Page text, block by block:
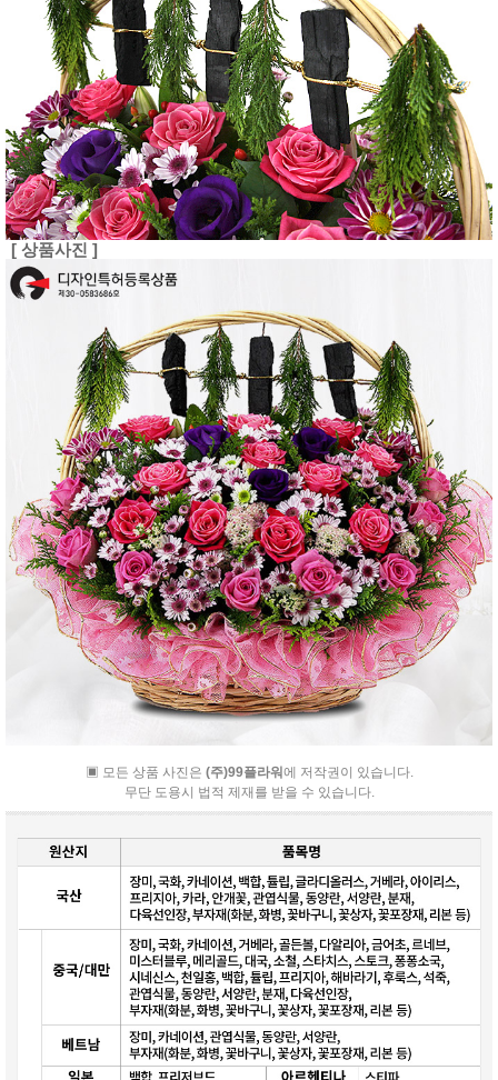
[ 상품사진 ]
▣ 모든 상품 사진은 (주)99플라워에 저작권이 있습니다.
무단 도용시 법적 제재를 받을 수 있습니다.